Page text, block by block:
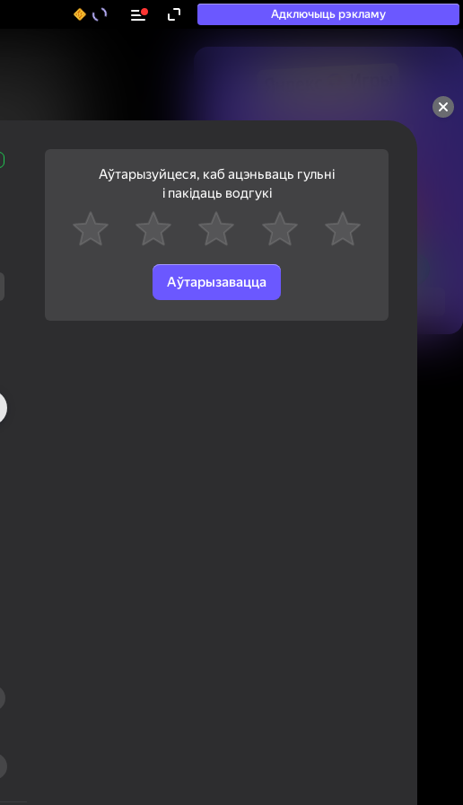
Адключыць рэкламу
50+ тап-гульняў, у якія
гуляюць нават тыя, хто
Аўтарызуйцеся, каб ацэньваць гульні
і пакідаць водгукі
Аўтарызавацца